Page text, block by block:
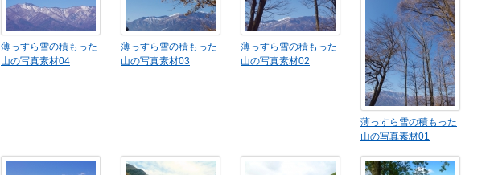
薄っすら雪の積もった
山の写真素材04
薄っすら雪の積もった
山の写真素材03
薄っすら雪の積もった
山の写真素材02
薄っすら雪の積もった
山の写真素材01